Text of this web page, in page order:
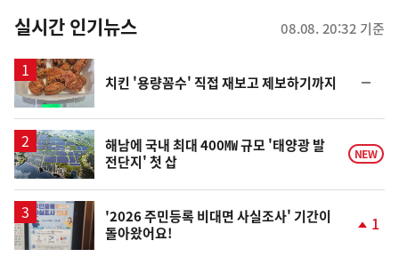
뉴
스
실시간 인기뉴스 08.08. 20:32 기준
치킨 '용량꼼수' 직접 재보고 제보하기까지
일
해남에 국내 최대 400㎿ 규모 '태양광 발
전단지' 첫 삽
NEW
'2026 주민등록 비대면 사실조사' 기간이
돌아왔어요!
1